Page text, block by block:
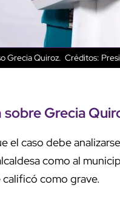
Grecia Quiroz. Créditos:
sobreGrecia
el caso debe
como al
como grave.